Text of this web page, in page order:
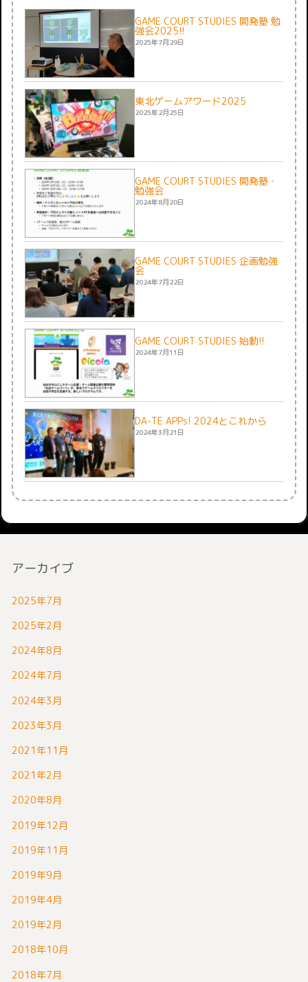
GAME COURT STUDIES 開発塾 勉
強会2025!!
2025年7月29日
東北ゲームアワード2025
2025年2月25日
GAME COURT STUDIES 開発塾・
勉強会
2024年8月20日
GAME COURT STUDIES 企画勉強
会
2024年7月22日
GAME COURT STUDIES 始動!!
2024年7月11日
DA-TE APPs! 2024とこれから
2024年3月21日
アーカイブ
2025年7月
2025年2月
2024年8月
2024年7月
2024年3月
2023年3月
2021年11月
2021年2月
2020年8月
2019年12月
2019年11月
2019年9月
2019年4月
2019年2月
2018年10月
2018年7月